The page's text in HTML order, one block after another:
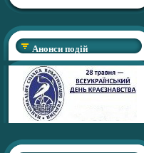
Анонси подій